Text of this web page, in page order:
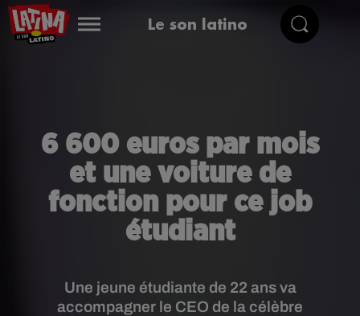
Le son latino
6 600 euros par mois
et une voiture de
fonction pour ce job
étudiant
Une jeune étudiante de 22 ans va
accompagner le CEO de la célèbre